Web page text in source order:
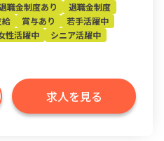
求人を見る
職金制度あり
退職金制度
給 賞与あり
若手活躍中
性活躍中
シニア活躍中